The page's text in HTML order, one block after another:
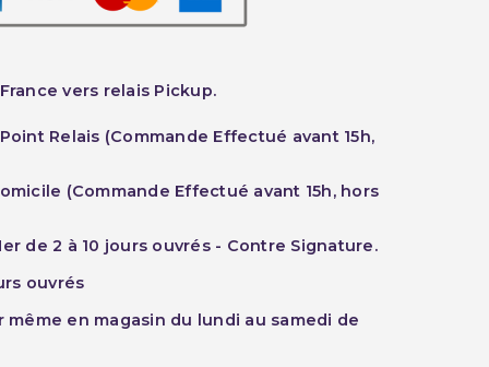
vers relais Pickup.
Relais (Commande Effectué avant 15h,
(Commande Effectué avant 15h, hors
de 2 à 10 jours ouvrés - Contre Signature.
ouvrés
même en magasin du lundi au samedi de